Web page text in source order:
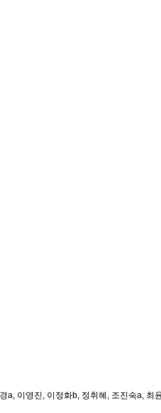
이영진, 이정화b, 정취혜, 조진숙a, 최